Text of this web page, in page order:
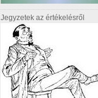
Jegyzetek az értékelésről